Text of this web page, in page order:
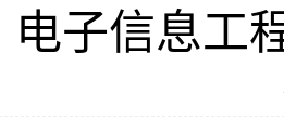
电子信息工